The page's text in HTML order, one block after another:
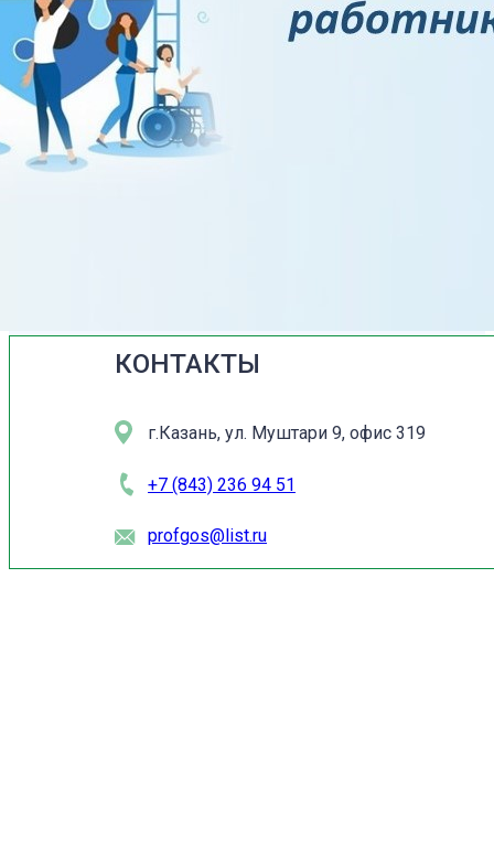
КОНТАКТЫ
г.Казань, ул. Муштари 9, офис 319
+7 (843) 236 94 51
profgos@list.ru